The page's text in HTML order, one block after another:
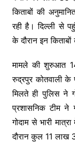
किताबों की
रही है। दिल्ली से
के दौरान इन
मामले की शुरुआत
रुद्रपुर कोतवाली के
मिलते ही पुलिस ने
प्रशासनिक टीम ने
गोदाम से भारी
दौरान कुल 11 लाख